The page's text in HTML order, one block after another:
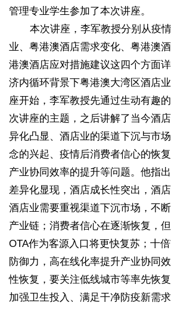
管理专业学生参加了本次讲座。
本次讲座，李军教授分别从疫情
业、粤港澳酒店需求变化、粤港澳
港澳酒店应对措施建议这四个方面
济内循环背景下粤港澳大湾区酒店
座开始，李军教授先通过生动有趣
次讲座的主题，之后讲解了当今酒
异化凸显、酒店业的渠道下沉与市
念的兴起、疫情后消费者信心的恢
产业协同效率的提升等问题。他指
差异化显现，酒店成长性突出，酒
酒店业需要重视渠道下沉市场，不
产业链；消费者信心在逐渐恢复，
OTA作为客源入口将更快复苏；十
防御力，高在线化率提升产业协同
性恢复，要关注低线城市等率先恢
加强卫生投入、满足干净防疫新需